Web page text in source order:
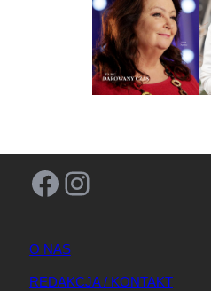
Facebook Instagram
O NAS
REDAKCJA / KONTAKT